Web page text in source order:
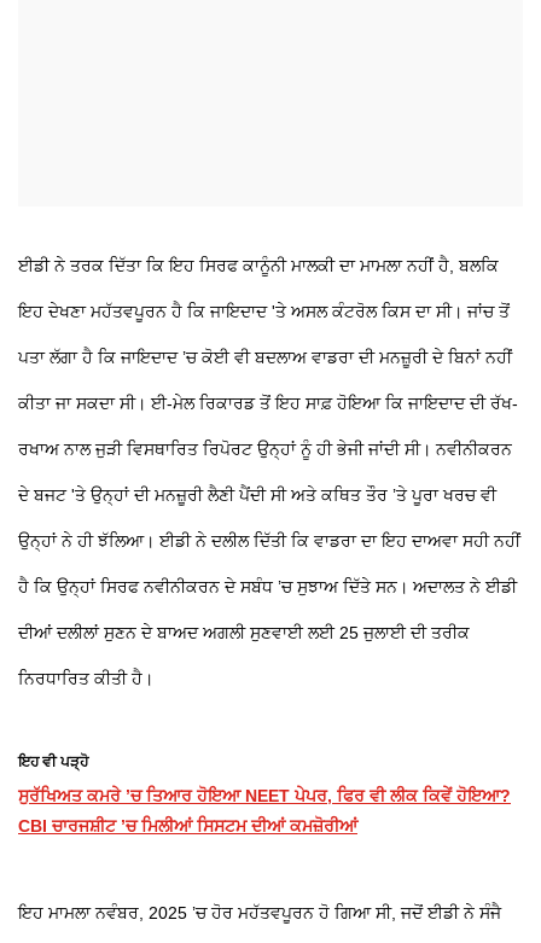
ਈਡੀ ਨੇ ਤਰਕ ਦਿੱਤਾ ਕਿ ਇਹ ਸਿਰਫ ਕਾਨੂੰਨੀ ਮਾਲਕੀ ਦਾ ਮਾਮਲਾ ਨਹੀਂ ਹੈ, ਬਲਕਿ
ਇਹ ਦੇਖਣਾ ਮਹੱਤਵਪੂਰਨ ਹੈ ਕਿ ਜਾਇਦਾਦ 'ਤੇ ਅਸਲ ਕੰਟਰੋਲ ਕਿਸ ਦਾ ਸੀ। ਜਾਂਚ ਤੋਂ
ਪਤਾ ਲੱਗਾ ਹੈ ਕਿ ਜਾਇਦਾਦ ’ਚ ਕੋਈ ਵੀ ਬਦਲਾਅ ਵਾਡਰਾ ਦੀ ਮਨਜ਼ੂਰੀ ਦੇ ਬਿਨਾਂ ਨਹੀਂ
ਕੀਤਾ ਜਾ ਸਕਦਾ ਸੀ। ਈ-ਮੇਲ ਰਿਕਾਰਡ ਤੋਂ ਇਹ ਸਾਫ਼ ਹੋਇਆ ਕਿ ਜਾਇਦਾਦ ਦੀ ਰੱਖ-
ਰਖਾਅ ਨਾਲ ਜੁੜੀ ਵਿਸਥਾਰਿਤ ਰਿਪੋਰਟ ਉਨ੍ਹਾਂ ਨੂੰ ਹੀ ਭੇਜੀ ਜਾਂਦੀ ਸੀ। ਨਵੀਨੀਕਰਨ
ਦੇ ਬਜਟ 'ਤੇ ਉਨ੍ਹਾਂ ਦੀ ਮਨਜ਼ੂਰੀ ਲੈਣੀ ਪੈਂਦੀ ਸੀ ਅਤੇ ਕਥਿਤ ਤੌਰ ’ਤੇ ਪੂਰਾ ਖਰਚ ਵੀ
ਉਨ੍ਹਾਂ ਨੇ ਹੀ ਝੱਲਿਆ। ਈਡੀ ਨੇ ਦਲੀਲ ਦਿੱਤੀ ਕਿ ਵਾਡਰਾ ਦਾ ਇਹ ਦਾਅਵਾ ਸਹੀ ਨਹੀਂ
ਹੈ ਕਿ ਉਨ੍ਹਾਂ ਸਿਰਫ ਨਵੀਨੀਕਰਨ ਦੇ ਸਬੰਧ ’ਚ ਸੁਝਾਅ ਦਿੱਤੇ ਸਨ। ਅਦਾਲਤ ਨੇ ਈਡੀ
ਦੀਆਂ ਦਲੀਲਾਂ ਸੁਣਨ ਦੇ ਬਾਅਦ ਅਗਲੀ ਸੁਣਵਾਈ ਲਈ 25 ਜੁਲਾਈ ਦੀ ਤਰੀਕ
ਨਿਰਧਾਰਿਤ ਕੀਤੀ ਹੈ।
ਇਹ ਵੀ ਪੜ੍ਹੋ
ਸੁਰੱਖਿਅਤ ਕਮਰੇ ’ਚ ਤਿਆਰ ਹੋਇਆ NEET ਪੇਪਰ, ਫਿਰ ਵੀ ਲੀਕ ਕਿਵੇਂ ਹੋਇਆ?
CBI ਚਾਰਜਸ਼ੀਟ ’ਚ ਮਿਲੀਆਂ ਸਿਸਟਮ ਦੀਆਂ ਕਮਜ਼ੋਰੀਆਂ
ਇਹ ਮਾਮਲਾ ਨਵੰਬਰ, 2025 ’ਚ ਹੋਰ ਮਹੱਤਵਪੂਰਨ ਹੋ ਗਿਆ ਸੀ, ਜਦੋਂ ਈਡੀ ਨੇ ਸੰਜੈ